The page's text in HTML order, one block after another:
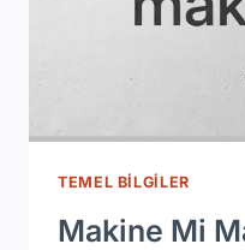
TEMEL BILGILER
Makine Mi